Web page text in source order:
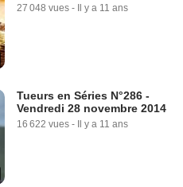
27 048 vues - Il y a 11 ans
Tueurs en Séries N°286 -
Vendredi 28 novembre 2014
16 622 vues - Il y a 11 ans